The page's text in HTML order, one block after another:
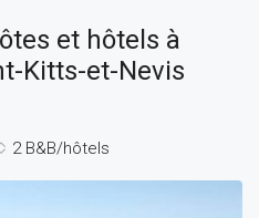
et hôtels à
Kitts-et-Nevis
2 B&B/hôtels